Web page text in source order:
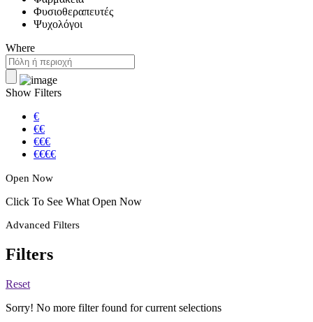
Φυσιοθεραπευτές
Ψυχολόγοι
Where
Show Filters
€
€€
€€€
€€€€
Open Now
Click To See What Open Now
Advanced Filters
Filters
Reset
Sorry! No more filter found for current selections